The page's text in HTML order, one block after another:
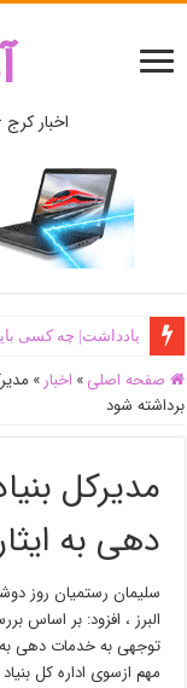
اخبار
یادداشت| ‌چه کسی
صفحه اصلی » اخبار »
برداشته شود
مدیرکل
دهی به
سلیمان رستمیان روز
البرز ، افزود: بر اساس
توجهی به خدمات دهی به
مهم ازسوی اداره کل